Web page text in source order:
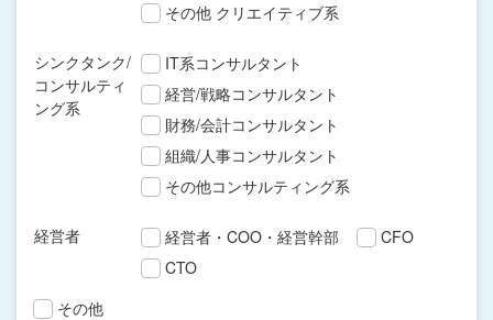
その他 クリエイティブ系
シンクタンク/
コンサルティ
ング系
IT系コンサルタント
経営/戦略コンサルタント
財務/会計コンサルタント
組織/人事コンサルタント
その他コンサルティング系
経営者 経営者・COO・経営幹部
CFO
CTO
その他